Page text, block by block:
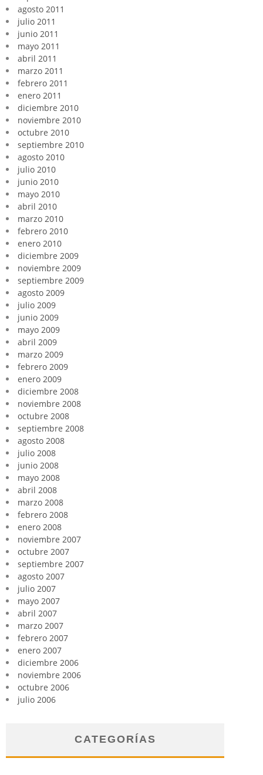
agosto 2011
julio 2011
junio 2011
mayo 2011
abril 2011
marzo 2011
febrero 2011
enero 2011
diciembre 2010
noviembre 2010
octubre 2010
septiembre 2010
agosto 2010
julio 2010
junio 2010
mayo 2010
abril 2010
marzo 2010
febrero 2010
enero 2010
diciembre 2009
noviembre 2009
septiembre 2009
agosto 2009
julio 2009
junio 2009
mayo 2009
abril 2009
marzo 2009
febrero 2009
enero 2009
diciembre 2008
noviembre 2008
octubre 2008
septiembre 2008
agosto 2008
julio 2008
junio 2008
mayo 2008
abril 2008
marzo 2008
febrero 2008
enero 2008
noviembre 2007
octubre 2007
septiembre 2007
agosto 2007
julio 2007
mayo 2007
abril 2007
marzo 2007
febrero 2007
enero 2007
diciembre 2006
noviembre 2006
octubre 2006
julio 2006
CATEGORÍAS